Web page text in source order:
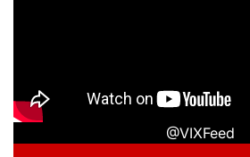
@VIXFeed